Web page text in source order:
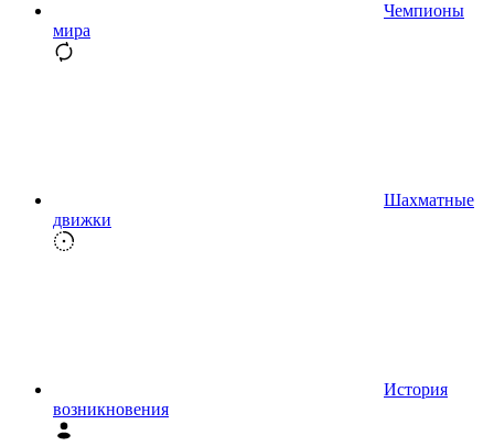
Чемпионы
мира
Шахматные
движки
История
возникновения